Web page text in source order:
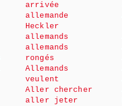
arrivée
allemande
Heckler
allemands
allemands
rongés
Allemands
veulent
Aller chercher
aller jeter